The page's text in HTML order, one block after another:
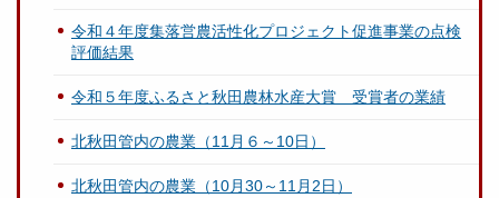
令和４年度集落営農活性化プロジェクト促進事業の点検
評価結果
令和５年度ふるさと秋田農林水産大賞 受賞者の業績
北秋田管内の農業（11月６～10日）
北秋田管内の農業（10月30～11月2日）